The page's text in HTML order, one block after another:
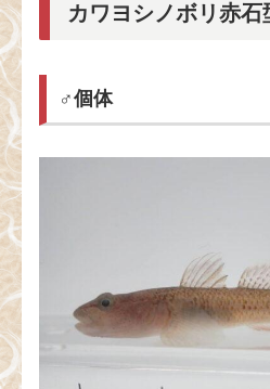
カワヨシノボリ赤石
♂個体